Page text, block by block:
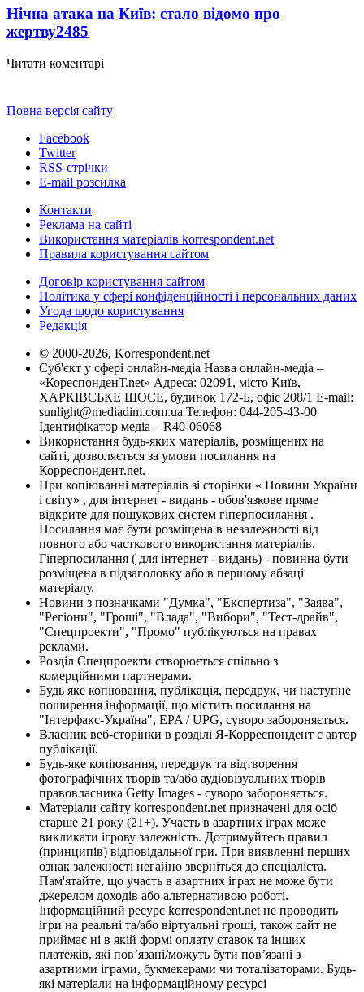
Нічна атака на Київ: стало відомо про
жертву2485
Читати коментарі
Повна версія сайту
Facebook
Twitter
RSS-стрічки
E-mail розсилка
Контакти
Реклама на сайті
Використання матеріалів korrespondent.net
Правила користування сайтом
Договір користування сайтом
Політика у сфері конфіденційності і персональних даних
Угода щодо користування
Редакція
© 2000-2026, Korrespondent.net
Суб'єкт у сфері онлайн-медіа Назва онлайн-медіа –
«КореспонденТ.net» Адреса: 02091, місто Київ,
ХАРКІВСЬКЕ ШОСЕ, будинок 172-Б, офіс 208/1 E-mail:
sunlight@mediadim.com.ua Телефон: 044-205-43-00
Ідентифікатор медіа – R40-06068
Використання будь-яких матеріалів, розміщених на
сайті, дозволяється за умови посилання на
Корреспондент.net.
При копіюванні матеріалів зі сторінки « Новини України
і світу» , для інтернет - видань - обов'язкове пряме
відкрите для пошукових систем гіперпосилання .
Посилання має бути розміщена в незалежності від
повного або часткового використання матеріалів.
Гіперпосилання ( для інтернет - видань) - повинна бути
розміщена в підзаголовку або в першому абзаці
матеріалу.
Новини з позначками "Думка", "Експертиза", "Заява",
"Регіони", "Гроші", "Влада", "Вибори", "Тест-драйв",
"Спецпроекти", "Промо" публікуються на правах
реклами.
Розділ Спецпроекти створюється спільно з
комерційними партнерами.
Будь яке копіювання, публікація, передрук, чи наступне
поширення інформації, що містить посилання на
"Інтерфакс-Україна", EPA / UPG, суворо забороняється.
Власник веб-сторінки в розділі Я-Корреспондент є автор
публікації.
Будь-яке копіювання, передрук та відтворення
фотографічних творів та/або аудіовізуальних творів
правовласника Getty Images - суворо забороняється.
Матеріали сайту korrespondent.net призначені для осіб
старше 21 року (21+). Участь в азартних іграх може
викликати ігрову залежність. Дотримуйтесь правил
(принципів) відповідальної гри. При виявленні перших
ознак залежності негайно зверніться до спеціаліста.
Пам'ятайте, що участь в азартних іграх не може бути
джерелом доходів або альтернативою роботі.
Інформаційний ресурс korrespondent.net не проводить
ігри на реальні та/або віртуальні гроші, також сайт не
приймає ні в якій формі оплату ставок та інших
платежів, які пов’язані/можуть бути пов’язані з
азартними іграми, букмекерами чи тоталізаторами. Будь-
які матеріали на інформаційному ресурсі